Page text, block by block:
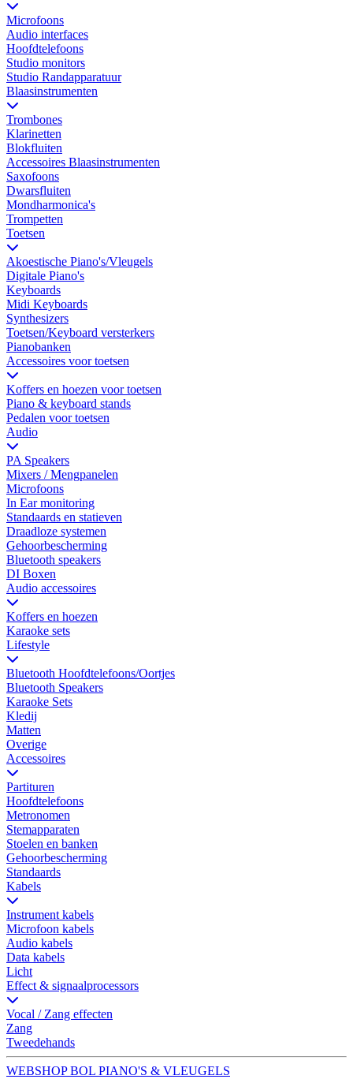
Microfoons
Audio interfaces
Hoofdtelefoons
Studio monitors
Studio Randapparatuur
Blaasinstrumenten
Trombones
Klarinetten
Blokfluiten
Accessoires Blaasinstrumenten
Saxofoons
Dwarsfluiten
Mondharmonica's
Trompetten
Toetsen
Akoestische Piano's/Vleugels
Digitale Piano's
Keyboards
Midi Keyboards
Synthesizers
Toetsen/Keyboard versterkers
Pianobanken
Accessoires voor toetsen
Koffers en hoezen voor toetsen
Piano & keyboard stands
Pedalen voor toetsen
Audio
PA Speakers
Mixers / Mengpanelen
Microfoons
In Ear monitoring
Standaards en statieven
Draadloze systemen
Gehoorbescherming
Bluetooth speakers
DI Boxen
Audio accessoires
Koffers en hoezen
Karaoke sets
Lifestyle
Bluetooth Hoofdtelefoons/Oortjes
Bluetooth Speakers
Karaoke Sets
Kledij
Matten
Overige
Accessoires
Partituren
Hoofdtelefoons
Metronomen
Stemapparaten
Stoelen en banken
Gehoorbescherming
Standaards
Kabels
Instrument kabels
Microfoon kabels
Audio kabels
Data kabels
Licht
Effect & signaalprocessors
Vocal / Zang effecten
Zang
Tweedehands
WEBSHOP BOL PIANO'S & VLEUGELS